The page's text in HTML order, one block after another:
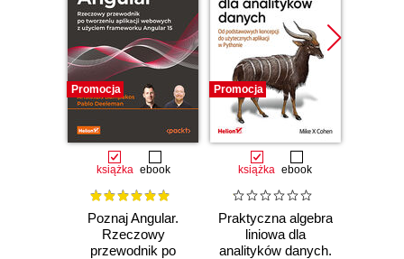
Promocja
książka ebook
Poznaj Angular.
Rzeczowy
przewodnik po
Promocja
książka ebook
Praktyczna algebra
liniowa dla
analityków danych.